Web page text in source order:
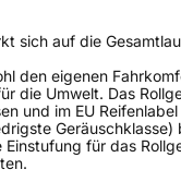
/ Alpine-
(GPSR)
sich auf die
den eigenen
die Umwelt. Das
und im EU
Geräuschklasse)
Einstufung für das